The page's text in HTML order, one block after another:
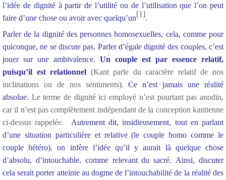
l’idée de dignité à partir de l’utilité ou de l’utilisation que l’on peut
faire d’une chose ou avoir avec quelqu’un[1].
Parler de la dignité des personnes homosexuelles, cela, comme pour
quiconque, ne se discute pas. Parler d’égale dignité des couples, c’est
jouer sur une ambivalence. Un couple est par essence relatif,
puisqu’il est relationnel (Kant parle du caractère relatif de nos
inclinations ou de nos sentiments).Ce n’est jamais une réalité
absolue. Le terme de dignité ici employé n’est pourtant pas anodin,
car il n’est pas complètement indépendant de la conception kantienne
ci-dessus rappelée. Autrement dit, insidieusement, tout en parlant
d’une situation particulière et relative (le couple homo comme le
couple hétéro), on infère l’idée qu’il y aurait là quelque chose
d’absolu, d’intouchable, comme relevant du sacré. Ainsi, discuter
cela serait porter atteinte au dogme de l’intouchabilité de la réalité des